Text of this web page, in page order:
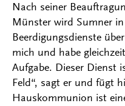
Nach seiner
Münster wird Sumner
Beerdigungsdienste
mich und habe
Aufgabe. Dieser Dienst
Feld“, sagt er und fügt
Hauskommunion ist